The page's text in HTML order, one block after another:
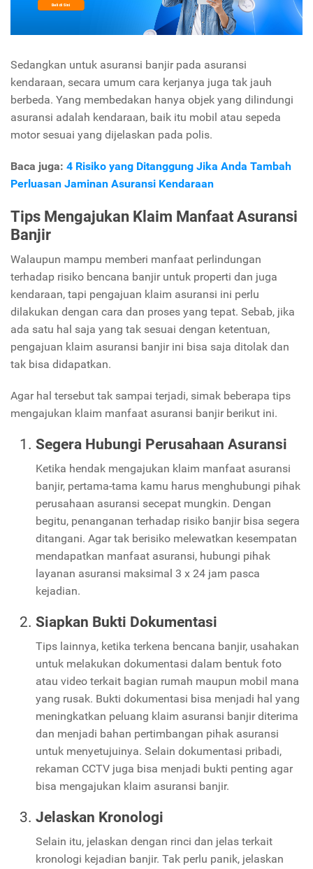
Sedangkan untuk asuransi banjir pada asuransi
kendaraan, secara umum cara kerjanya juga tak jauh
berbeda. Yang membedakan hanya objek yang dilindungi
asuransi adalah kendaraan, baik itu mobil atau sepeda
motor sesuai yang dijelaskan pada polis.
Baca juga: 4 Risiko yang Ditanggung Jika Anda Tambah
Perluasan Jaminan Asuransi Kendaraan
Tips Mengajukan Klaim Manfaat Asuransi
Banjir
Walaupun mampu memberi manfaat perlindungan
terhadap risiko bencana banjir untuk properti dan juga
kendaraan, tapi pengajuan klaim asuransi ini perlu
dilakukan dengan cara dan proses yang tepat. Sebab, jika
ada satu hal saja yang tak sesuai dengan ketentuan,
pengajuan klaim asuransi banjir ini bisa saja ditolak dan
tak bisa didapatkan.
Agar hal tersebut tak sampai terjadi, simak beberapa tips
mengajukan klaim manfaat asuransi banjir berikut ini.
Segera Hubungi Perusahaan Asuransi
Ketika hendak mengajukan klaim manfaat asuransi
banjir, pertama-tama kamu harus menghubungi pihak
perusahaan asuransi secepat mungkin. Dengan
begitu, penanganan terhadap risiko banjir bisa segera
ditangani. Agar tak berisiko melewatkan kesempatan
mendapatkan manfaat asuransi, hubungi pihak
layanan asuransi maksimal 3 x 24 jam pasca
kejadian.
Siapkan Bukti Dokumentasi
Tips lainnya, ketika terkena bencana banjir, usahakan
untuk melakukan dokumentasi dalam bentuk foto
atau video terkait bagian rumah maupun mobil mana
yang rusak. Bukti dokumentasi bisa menjadi hal yang
meningkatkan peluang klaim asuransi banjir diterima
dan menjadi bahan pertimbangan pihak asuransi
untuk menyetujuinya. Selain dokumentasi pribadi,
rekaman CCTV juga bisa menjadi bukti penting agar
bisa mengajukan klaim asuransi banjir.
Jelaskan Kronologi
Selain itu, jelaskan dengan rinci dan jelas terkait
kronologi kejadian banjir. Tak perlu panik, jelaskan